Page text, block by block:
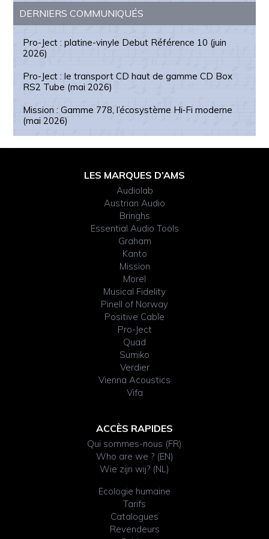
DERNIERS COMMUNIQUÉS
Pro-Ject : platine-vinyle Debut Référence 10 (juin
2026)
Pro-Ject : le transport CD haut de gamme CD Box
RS2 Tube (mai 2026)
Mission : Gamme 778, l’écosystème Hi‑Fi moderne
(mai 2026)
LES MARQUES D’AMS
Audiolab
Austrian Audio
Bringhs
Essential Audio Tools
Graham
Kanto
Mission
Morel
Musical Fidelity
Pinell of Norway
Positive Cable
Pro-Ject
Quad
Sumiko
Verdier
Vienna Acoustics
Vifa
ACCÈS RAPIDES
Qui sommes-nous (FR)
Who are we ? (EN)
Wie zijn wij? (NL)
Ecologie humaine
Tarifs
Catalogues
Revendeurs